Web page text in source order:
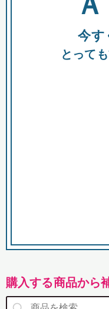
今す
とって
購入する商品から